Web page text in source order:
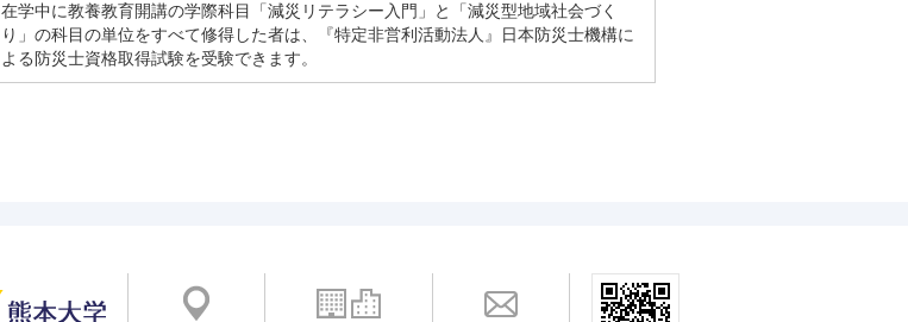
在学中に教養教育開講の学際科目「減災リテラシー入門」と「減災型地域社会づく
り」の科目の単位をすべて修得した者は、『特定非営利活動法人』日本防災士機構に
よる防災士資格取得試験を受験できます。